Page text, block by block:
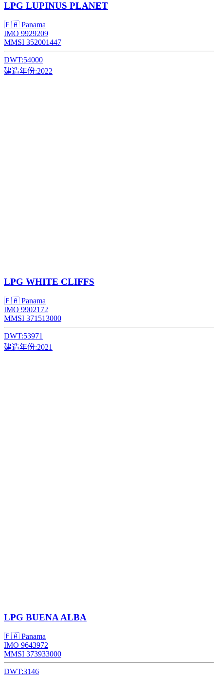
LPG LUPINUS PLANET
🇵🇦 Panama
IMO 9929209
MMSI 352001447
DWT:54000
建造年份:2022
LPG WHITE CLIFFS
🇵🇦 Panama
IMO 9902172
MMSI 371513000
DWT:53971
建造年份:2021
LPG BUENA ALBA
🇵🇦 Panama
IMO 9643972
MMSI 373933000
DWT:3146